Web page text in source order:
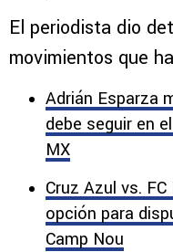
El periodista dio
movimientos que
Adrián Esparza
debe seguir en
MX
Cruz Azul vs.
opción para
Camp Nou